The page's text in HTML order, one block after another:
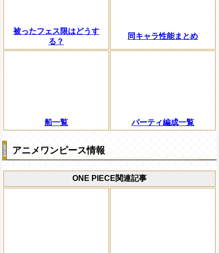
被ったフェス限はどうす
る？
同キャラ性能まとめ
船一覧 パーティ編成一覧
アニメワンピース情報
ONE PIECE関連記事